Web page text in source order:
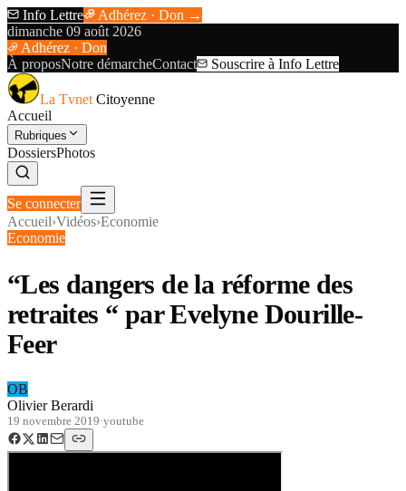
Info Lettre
Adhérez · Don →
dimanche 09 août 2026
Adhérez · Don
À proposNotre démarcheContact Souscrire à Info Lettre
La Tvnet Citoyenne
Accueil
Rubriques
DossiersPhotos
Se connecter
Accueil›Vidéos›Economie
Economie
“Les dangers de la réforme des
retraites “ par Evelyne Dourille-
Feer
OB
Olivier Berardi
19 novembre 2019·youtube